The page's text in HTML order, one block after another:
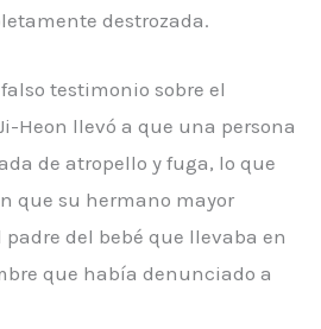
destrozada.
testimonio sobre el
Heon llevó a que una persona
de atropello y fuga, lo que
que su hermano mayor
del bebé que llevaba en
que había denunciado a